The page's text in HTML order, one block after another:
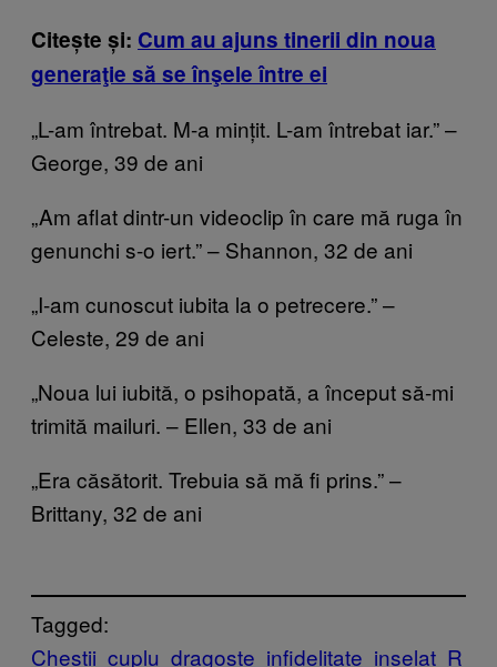
Citește și: Cum au ajuns tinerii din noua
generaţie să se înşele între ei
„L-am întrebat. M-a mințit. L-am întrebat iar.” –
George, 39 de ani
„Am aflat dintr-un videoclip în care mă ruga în
genunchi s-o iert.” – Shannon, 32 de ani
„I-am cunoscut iubita la o petrecere.” –
Celeste, 29 de ani
„Noua lui iubită, o psihopată, a început să-mi
trimită mailuri. – Ellen, 33 de ani
„Era căsătorit. Trebuia să mă fi prins.” –
Brittany, 32 de ani
Tagged:
Chestii cuplu dragoste infidelitate inselat R